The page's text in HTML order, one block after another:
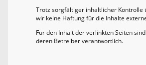
Trotz sorgfältiger inhaltlicher Kontrolle
wir keine Haftung für die Inhalte
Für den Inhalt der verlinkten Seiten
deren Betreiber verantwortlich.